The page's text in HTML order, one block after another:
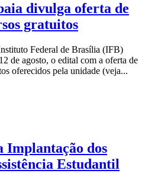
divulga oferta de
gratuitos
Federal de Brasília (IFB)
de agosto, o edital com a oferta de
oferecidos pela unidade (veja...
Implantação dos
Estudantil